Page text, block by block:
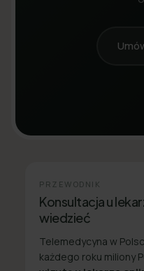
PRZEWODNIK
Konsultacja u
wiedzieć
Telemedycyna w
każdego roku miliony